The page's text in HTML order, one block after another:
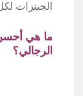
الجينزات
ما هي أحسن
الرجالي؟